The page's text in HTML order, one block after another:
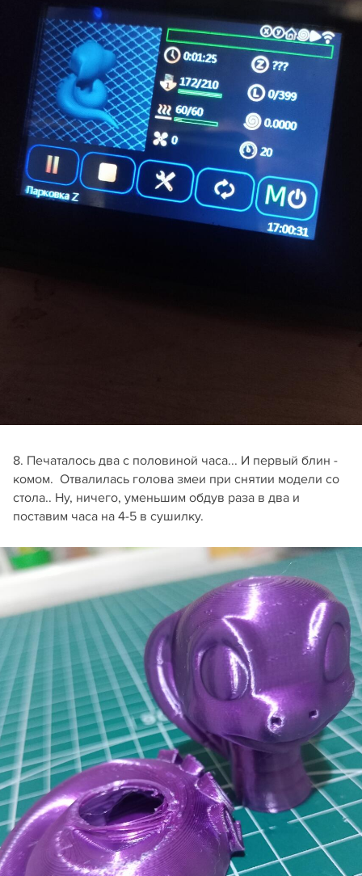
8. Печаталось два с половиной часа... И первый блин -
комом. Отвалилась голова змеи при снятии модели со
стола.. Ну, ничего, уменьшим обдув раза в два и
поставим часа на 4-5 в сушилку.